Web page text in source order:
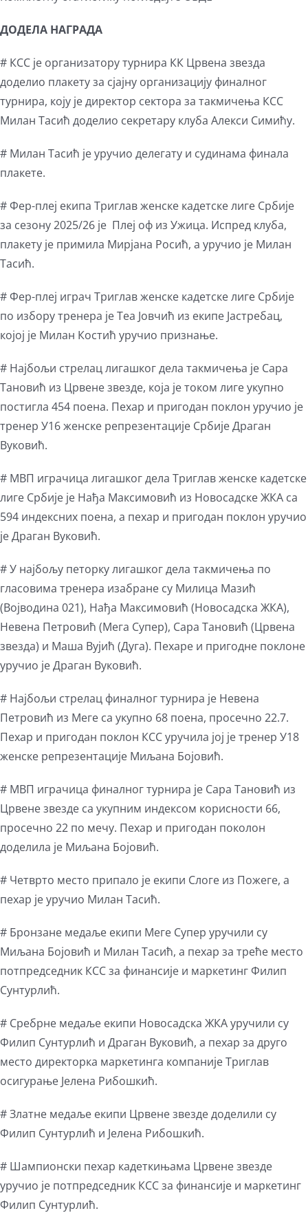
ДОДЕЛА НАГРАДА
# КСС је организатору турнира КК Црвена звезда
доделио плакету за сјајну организацију финалног
турнира, коју је директор сектора за такмичења КСС
Милан Тасић доделио секретару клуба Алекси Симићу.
# Милан Тасић је уручио делегату и судинама финала
плакете.
# Фер-плеј екипа Триглав женске кадетске лиге Србије
за сезону 2025/26 је Плеј оф из Ужица. Испред клуба,
плакету је примила Мирјана Росић, а уручио је Милан
Тасић.
# Фер-плеј играч Триглав женске кадетске лиге Србије
по избору тренера је Теа Јовчић из екипе Јастребац,
којој је Милан Костић уручио признање.
# Најбољи стрелац лигашког дела такмичења је Сара
Тановић из Црвене звезде, која је током лиге укупно
постигла 454 поена. Пехар и пригодан поклон уручио је
тренер У16 женске репрезентације Србије Драган
Вуковић.
# МВП играчица лигашког дела Триглав женске кадетске
лиге Србије је Нађа Максимовић из Новосадске ЖКА са
594 индексних поена, а пехар и пригодан поклон уручио
је Драган Вуковић.
# У најбољу петорку лигашког дела такмичења по
гласовима тренера изабране су Милица Мазић
(Војводина 021), Нађа Максимовић (Новосадска ЖКА),
Невена Петровић (Мега Супер), Сара Тановић (Црвена
звезда) и Маша Вујић (Дуга). Пехаре и пригодне поклоне
уручио је Драган Вуковић.
# Најбољи стрелац финалног турнира је Невена
Петровић из Меге са укупно 68 поена, просечно 22.7.
Пехар и пригодан поклон КСС уручила јој је тренер У18
женске репрезентације Миљана Бојовић.
# МВП играчица финалног турнира је Сара Тановић из
Црвене звезде са укупним индексом корисности 66,
просечно 22 по мечу. Пехар и пригодан поколон
доделила је Миљана Бојовић.
# Четврто место припало је екипи Слоге из Пожеге, а
пехар је уручио Милан Тасић.
# Бронзане медаље екипи Меге Супер уручили су
Миљана Бојовић и Милан Тасић, а пехар за треће место
потпредседник КСС за финансије и маркетинг Филип
Сунтурлић.
# Сребрне медаље екипи Новосадска ЖКА уручили су
Филип Сунтурлић и Драган Вуковић, а пехар за друго
место директорка маркетинга компаније Триглав
осигурање Јелена Рибошкић.
# Златне медаље екипи Црвене звезде доделили су
Филип Сунтурлић и Јелена Рибошкић.
# Шампионски пехар кадеткињама Црвене звезде
уручио је потпредседник КСС за финансије и маркетинг
Филип Сунтурлић.